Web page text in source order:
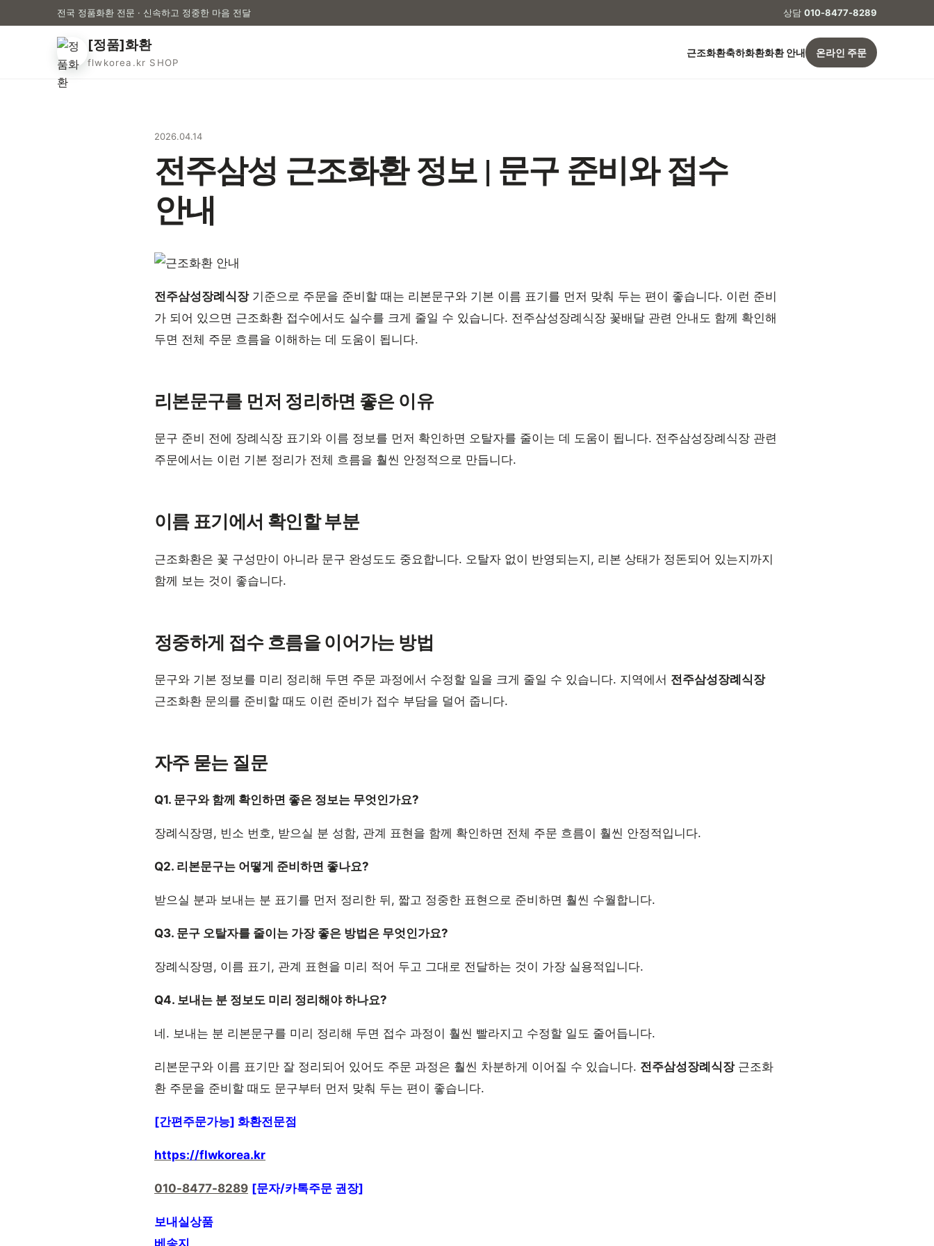
전국 정품화환 전문 · 신속하고 정중한 마음 전달 상담 010-8477-8289
[정품]화환
flwkorea.kr SHOP
근조화환축하화환화환 안내 온라인 주문
2026.04.14
전주삼성 근조화환 정보 | 문구 준비와 접수
안내
전주삼성장례식장기준으로 주문을 준비할 때는 리본문구와 기본 이름 표기를 먼저 맞춰 두는 편이 좋습니다. 이런 준비
가 되어 있으면 근조화환 접수에서도 실수를 크게 줄일 수 있습니다. 전주삼성장례식장 꽃배달 관련 안내도 함께 확인해
두면 전체 주문 흐름을 이해하는 데 도움이 됩니다.
리본문구를 먼저 정리하면 좋은 이유
문구 준비 전에 장례식장 표기와 이름 정보를 먼저 확인하면 오탈자를 줄이는 데 도움이 됩니다. 전주삼성장례식장 관련
주문에서는 이런 기본 정리가 전체 흐름을 훨씬 안정적으로 만듭니다.
이름 표기에서 확인할 부분
근조화환은 꽃 구성만이 아니라 문구 완성도도 중요합니다. 오탈자 없이 반영되는지, 리본 상태가 정돈되어 있는지까지
함께 보는 것이 좋습니다.
정중하게 접수 흐름을 이어가는 방법
문구와 기본 정보를 미리 정리해 두면 주문 과정에서 수정할 일을 크게 줄일 수 있습니다. 지역에서 전주삼성장례식장
근조화환 문의를 준비할 때도 이런 준비가 접수 부담을 덜어 줍니다.
자주 묻는 질문
Q1. 문구와 함께 확인하면 좋은 정보는 무엇인가요?
장례식장명, 빈소 번호, 받으실 분 성함, 관계 표현을 함께 확인하면 전체 주문 흐름이 훨씬 안정적입니다.
Q2. 리본문구는 어떻게 준비하면 좋나요?
받으실 분과 보내는 분 표기를 먼저 정리한 뒤, 짧고 정중한 표현으로 준비하면 훨씬 수월합니다.
Q3. 문구 오탈자를 줄이는 가장 좋은 방법은 무엇인가요?
장례식장명, 이름 표기, 관계 표현을 미리 적어 두고 그대로 전달하는 것이 가장 실용적입니다.
Q4. 보내는 분 정보도 미리 정리해야 하나요?
네. 보내는 분 리본문구를 미리 정리해 두면 접수 과정이 훨씬 빨라지고 수정할 일도 줄어듭니다.
리본문구와 이름 표기만 잘 정리되어 있어도 주문 과정은 훨씬 차분하게 이어질 수 있습니다. 전주삼성장례식장근조화
환 주문을 준비할 때도 문구부터 먼저 맞춰 두는 편이 좋습니다.
[간편주문가능] 화환전문점
https://flwkorea.kr
010-8477-8289 [문자/카톡주문 권장]
보내실상품
베송지